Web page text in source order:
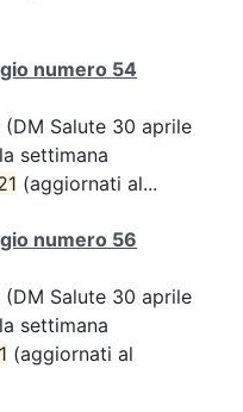
numero 54
Salute 30 aprile
settimana
(aggiornati al...
numero 56
Salute 30 aprile
settimana
(aggiornati al